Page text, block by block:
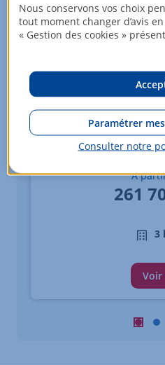
Appartements -
À
261
3
Voir
Nous conservons vos choix
tout moment changer d’avis
« Gestion des cookies »
Paramétrer
Consulter notre